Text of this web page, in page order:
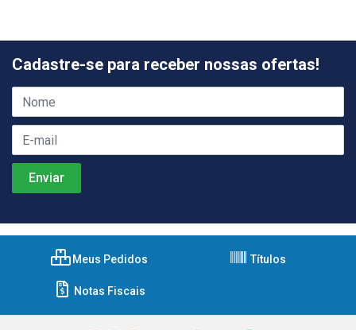
Cadastre-se para receber nossas ofertas!
Meus Pedidos Títulos
Notas Fiscais